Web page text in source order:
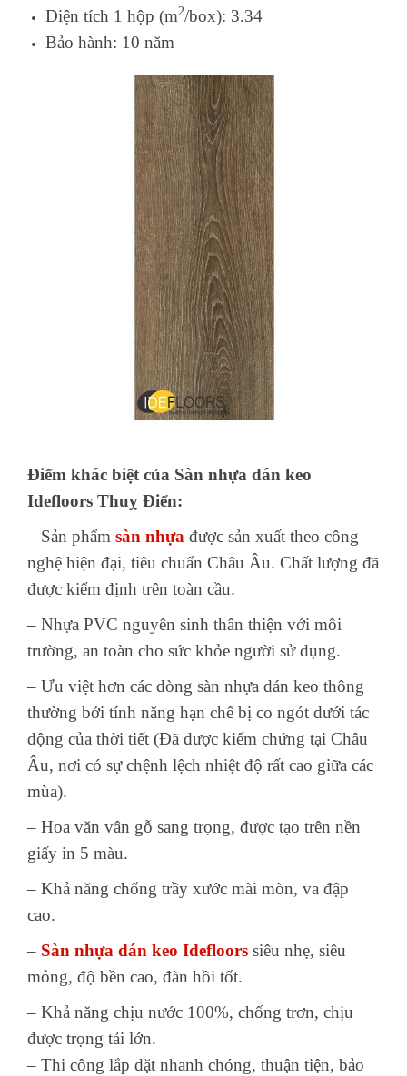
Diện tích 1 hộp (m2/box): 3.34
Bảo hành: 10 năm
Điểm khác biệt của Sàn nhựa dán keo
Idefloors Thuỵ Điển:
– Sản phẩm sàn nhựa được sản xuất theo công
nghệ hiện đại, tiêu chuẩn Châu Âu. Chất lượng đã
được kiểm định trên toàn cầu.
– Nhựa PVC nguyên sinh thân thiện với môi
trường, an toàn cho sức khỏe người sử dụng.
– Ưu việt hơn các dòng sàn nhựa dán keo thông
thường bởi tính năng hạn chế bị co ngót dưới tác
động của thời tiết (Đã được kiểm chứng tại Châu
Âu, nơi có sự chệnh lệch nhiệt độ rất cao giữa các
mùa).
– Hoa văn vân gỗ sang trọng, được tạo trên nền
giấy in 5 màu.
– Khả năng chống trầy xước mài mòn, va đập
cao.
– Sàn nhựa dán keo Idefloors siêu nhẹ, siêu
mỏng, độ bền cao, đàn hồi tốt.
– Khả năng chịu nước 100%, chống trơn, chịu
được trọng tải lớn.
– Thi công lắp đặt nhanh chóng, thuận tiện, bảo